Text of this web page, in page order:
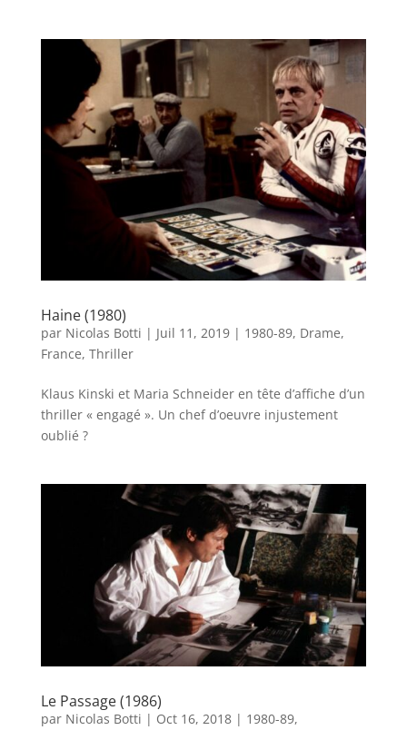
Haine (1980)
par Nicolas Botti | Juil 11, 2019| 1980-89, Drame,
France, Thriller
Klaus Kinski et Maria Schneider en tête d’affiche d’un
thriller « engagé ». Un chef d’oeuvre injustement
oublié ?
Le Passage (1986)
par Nicolas Botti | Oct 16, 2018| 1980-89,